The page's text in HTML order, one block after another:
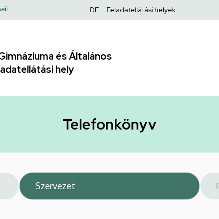
Felső
DE Feladatellátási helyek
és Általános
hely
Telefonkönyv